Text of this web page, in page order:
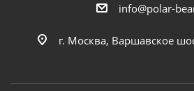
info@polar-
г. Москва, Варшавское